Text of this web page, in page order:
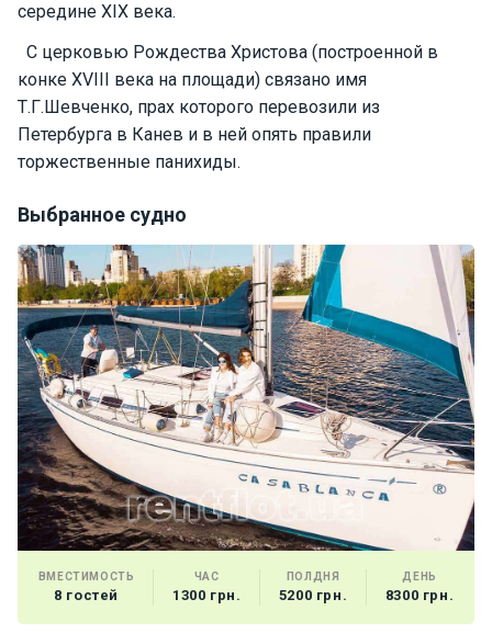
середине XIX века.
С церковью Рождества Христова (построенной в
конке XVIII века на площади) связано имя
Т.Г.Шевченко, прах которого перевозили из
Петербурга в Канев и в ней опять правили
торжественные панихиды.
Выбранное судно
ВМЕСТИМОСТЬ
8 гостей
ЧАС
1300 грн.
ПОЛДНЯ
5200 грн.
ДЕНЬ
8300 грн.
Отзывы
Контакт
ы